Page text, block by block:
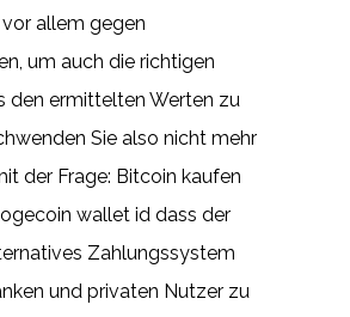
allem gegen
um auch die richtigen
den ermittelten Werten zu
Sie also nicht mehr
der Frage: Bitcoin kaufen
wallet id dass der
Zahlungssystem
und privaten Nutzer zu